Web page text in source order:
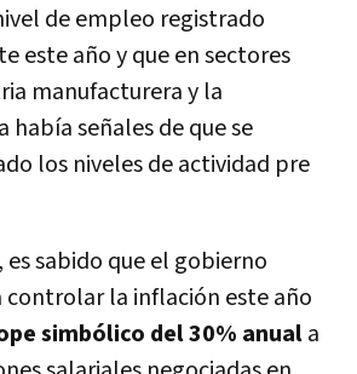
de empleo registrado
este año y que en sectores
manufacturera y la
había señales de que se
los niveles de actividad pre
sabido que el gobierno
controlar la inflación este año
simbólico del 30% anuala